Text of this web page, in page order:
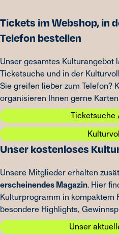
Tickets im Webshop, in
Telefon bestellen
Unser gesamtes Kulturangebot
Ticketsuche und in der
Sie greifen lieber zum Telefon?
organisieren Ihnen gerne
Ticketsuche
Unser kostenloses
Unsere Mitglieder erhalten
erscheinendes Magazin. Hier
Kulturprogramm in kompaktem
besondere Highlights,
Unser